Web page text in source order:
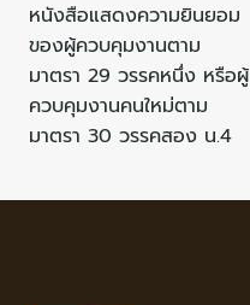
หนังสือแสดงความยินยอม
ของผู้ควบคุมงานตาม
มาตรา 29 วรรคหนึ่ง หรือผู้
ควบคุมงานคนใหม่ตาม
มาตรา 30 วรรคสอง น.4